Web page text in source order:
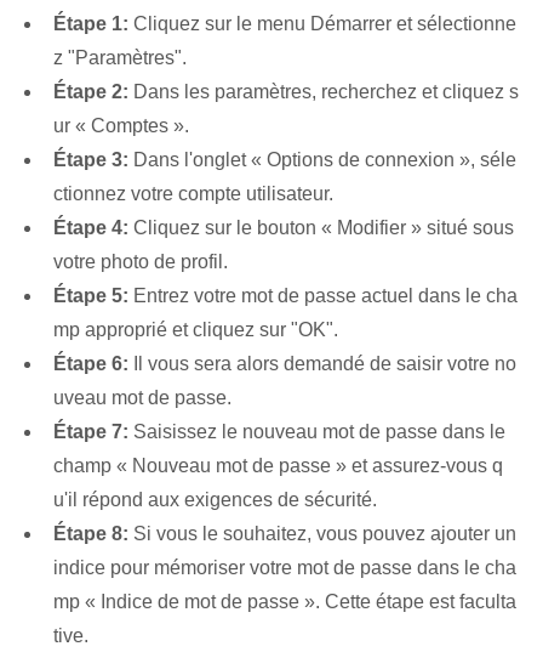
Étape 1: Cliquez sur le menu Démarrer et sélectionne
z "Paramètres".
Étape 2: Dans les paramètres, recherchez et cliquez s
ur « Comptes ».
Étape 3: Dans l'onglet « Options de connexion », séle
ctionnez votre compte utilisateur.
Étape 4: Cliquez sur le bouton « Modifier » situé sous
votre photo de profil.
Étape 5: Entrez votre mot de passe actuel dans le cha
mp approprié et cliquez sur "OK".
Étape 6: Il vous sera alors demandé de saisir votre no
uveau mot de passe.
Étape 7: Saisissez le nouveau mot de passe dans le
champ « Nouveau mot de passe » et assurez-vous q
u'il répond aux exigences de sécurité.
Étape 8: Si vous le souhaitez, vous pouvez ajouter un
indice pour mémoriser votre mot de passe dans le cha
mp « Indice de mot de passe ». Cette étape est faculta
tive.